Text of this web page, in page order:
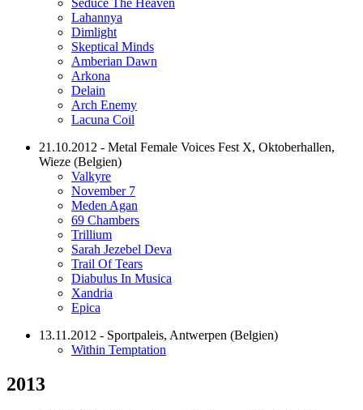
Seduce The Heaven
Lahannya
Dimlight
Skeptical Minds
Amberian Dawn
Arkona
Delain
Arch Enemy
Lacuna Coil
21.10.2012 - Metal Female Voices Fest X, Oktoberhallen,
Wieze (Belgien)
Valkyre
November 7
Meden Agan
69 Chambers
Trillium
Sarah Jezebel Deva
Trail Of Tears
Diabulus In Musica
Xandria
Epica
13.11.2012 - Sportpaleis, Antwerpen (Belgien)
Within Temptation
2013